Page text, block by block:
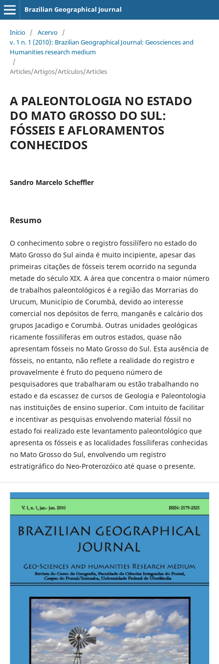
Brazilian Geographical Journal
Início / Acervo /
v. 1 n. 1 (2010): Brazilian Geographical Journal: Geosciences and
Humanities research medium
/
Articles/Artigos/Artículos/Articles
A PALEONTOLOGIA NO ESTADO
DO MATO GROSSO DO SUL:
FÓSSEIS E AFLORAMENTOS
CONHECIDOS
Sandro Marcelo Scheffler
Resumo
O conhecimento sobre o registro fossilífero no estado do
Mato Grosso do Sul ainda é muito incipiente, apesar das
primeiras citações de fósseis terem ocorrido na segunda
metade do século XIX. A área que concentra o maior número
de trabalhos paleontológicos é a região das Morrarias do
Urucum, Município de Corumbá, devido ao interesse
comercial nos depósitos de ferro, manganês e calcário dos
grupos Jacadigo e Corumbá. Outras unidades geológicas
ricamente fossilíferas em outros estados, quase não
apresentam fósseis no Mato Grosso do Sul. Esta ausência de
fósseis, no entanto, não reflete a realidade do registro e
provavelmente é fruto do pequeno número de
pesquisadores que trabalharam ou estão trabalhando no
estado e da escassez de cursos de Geologia e Paleontologia
nas instituições de ensino superior. Com intuito de facilitar
e incentivar as pesquisas envolvendo material fóssil no
estado foi realizado este levantamento paleontológico que
apresenta os fósseis e as localidades fossíliferas conhecidas
no Mato Grosso do Sul, envolvendo um registro
estratigráfico do Neo-Proterozóico até quase o presente.